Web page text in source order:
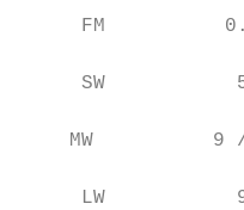
FM
SW
MW          9
LW